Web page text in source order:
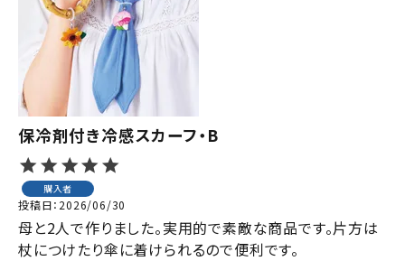
ログイン person 会員登録
保冷剤付き冷感スカーフ・B
購入者
投稿日 2026/06/30
母と2人で作りました。実用的で素敵な商品です。片方は
杖につけたり傘に着けられるので便利です。